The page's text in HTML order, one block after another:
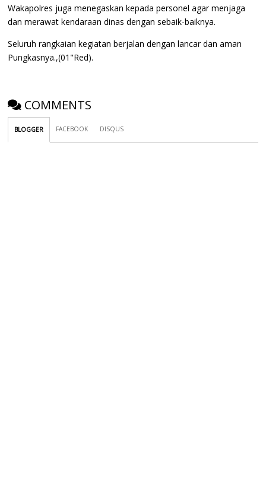
Wakapolres juga menegaskan kepada personel agar menjaga
dan merawat kendaraan dinas dengan sebaik-baiknya.
Seluruh rangkaian kegiatan berjalan dengan lancar dan aman
Pungkasnya.,(01"Red).
COMMENTS
BLOGGER FACEBOOK DISQUS